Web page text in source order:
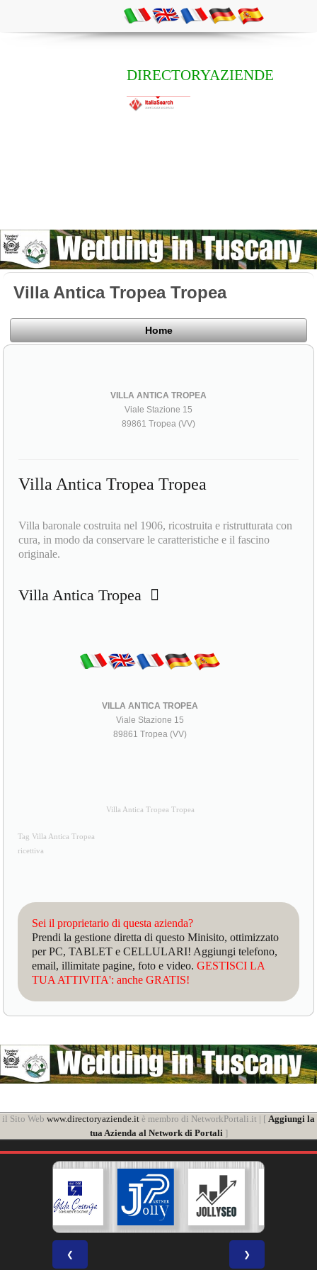
DIRECTORYAZIENDE
Villa Antica Tropea Tropea
Home
VILLA ANTICA TROPEA
Viale Stazione 15
89861 Tropea (VV)
Villa Antica Tropea Tropea
Villa baronale costruita nel 1906, ricostruita e ristrutturata con
cura, in modo da conservare le caratteristiche e il fascino
originale.
Villa Antica Tropea
VILLA ANTICA TROPEA
Viale Stazione 15
89861 Tropea (VV)
Villa Antica Tropea Tropea
Tag Villa Antica Tropea
ricettiva
Sei il proprietario di questa azienda?
Prendi la gestione diretta di questo Minisito, ottimizzato
per PC, TABLET e CELLULARI! Aggiungi telefono,
email, illimitate pagine, foto e video.GESTISCI LA
TUA ATTIVITA': anche GRATIS!
il Sito Web www.directoryaziende.it è membro di NetworkPortali.it | [ Aggiungi la
tua Azienda al Network di Portali]
❮ ❯